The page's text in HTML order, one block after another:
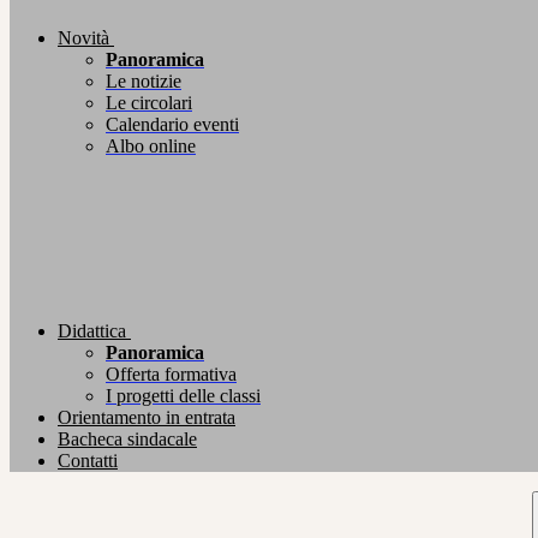
Novità
Panoramica
Le notizie
Le circolari
Calendario eventi
Albo online
Didattica
Panoramica
Offerta formativa
I progetti delle classi
Orientamento in entrata
Bacheca sindacale
Contatti